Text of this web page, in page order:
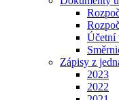
Účetní
Zápisy z
2023
2022